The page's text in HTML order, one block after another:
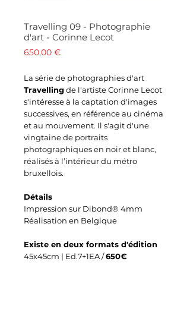
Travelling 09 - Photographie
d'art - Corinne Lecot
650,00 €Prix
La série de photographies d'art
Travellingde l'artiste Corinne Lecot
s'intéresse à la captation d'images
successives, en référence au cinéma
et au mouvement. Il s'agit d'une
vingtaine de portraits
photographiques en noir et blanc,
réalisés à l’intérieur du métro
bruxellois.
Détails
Impression sur Dibond® 4mm
Réalisation en Belgique
Existe en deux formats d'édition
45x45cm | Ed.7+1EA /650€